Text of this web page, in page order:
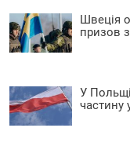
Швеція
призов
У
частину